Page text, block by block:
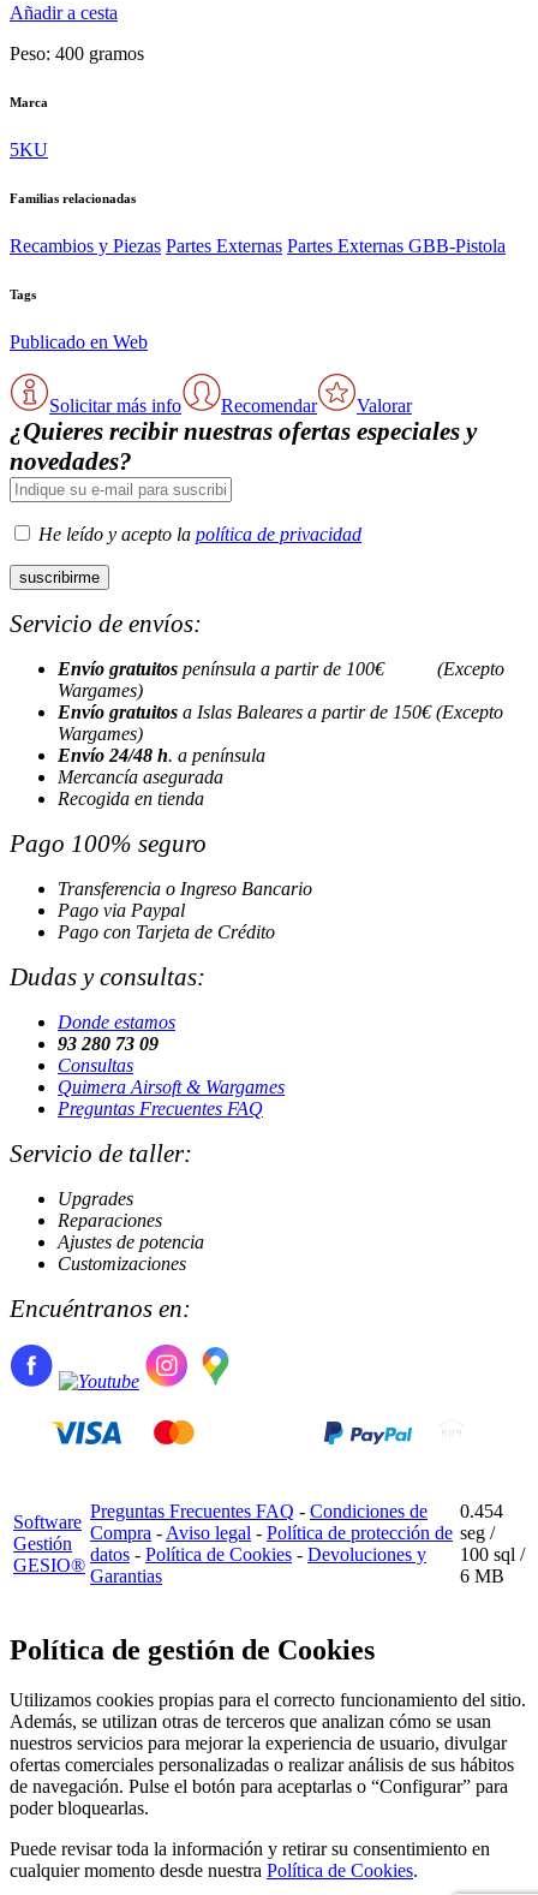
Añadir a cesta
Peso: 400 gramos
Marca
5KU
Familias relacionadas
Recambios y Piezas Partes Externas Partes Externas GBB-Pistola
Tags
Publicado en Web
Solicitar más info Recomendar Valorar
¿Quieres recibir nuestras ofertas especiales y
novedades?
He leído y acepto la política de privacidad
Servicio de envíos:
Envío gratuitos península a partir de 100€ (Excepto
Wargames)
Envío gratuitos a Islas Baleares a partir de 150€ (Excepto
Wargames)
Envío 24/48 h. a península
Mercancía asegurada
Recogida en tienda
Pago 100% seguro
Transferencia o Ingreso Bancario
Pago via Paypal
Pago con Tarjeta de Crédito
Dudas y consultas:
Donde estamos
93 280 73 09
Consultas
Quimera Airsoft & Wargames
Preguntas Frecuentes FAQ
Servicio de taller:
Upgrades
Reparaciones
Ajustes de potencia
Customizaciones
Encuéntranos en:
Software
Gestión
GESIO®
Preguntas Frecuentes FAQ - Condiciones de
Compra - Aviso legal - Política de protección de
datos - Política de Cookies - Devoluciones y
Garantias
0.454
seg /
100 sql /
6 MB
Política de gestión de Cookies
Utilizamos cookies propias para el correcto funcionamiento del sitio.
Además, se utilizan otras de terceros que analizan cómo se usan
nuestros servicios para mejorar la experiencia de usuario, divulgar
ofertas comerciales personalizadas o realizar análisis de sus hábitos
de navegación. Pulse el botón para aceptarlas o “Configurar” para
poder bloquearlas.
Puede revisar toda la información y retirar su consentimiento en
cualquier momento desde nuestra Política de Cookies.